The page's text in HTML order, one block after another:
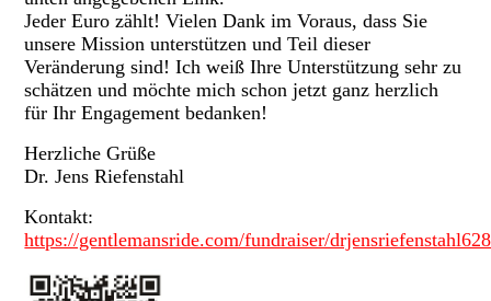
Jeder Euro zählt! Vielen Dank im Voraus, dass Sie
unsere Mission unterstützen und Teil dieser
Veränderung sind! Ich weiß Ihre Unterstützung sehr zu
schätzen und möchte mich schon jetzt ganz herzlich
für Ihr Engagement bedanken!
Herzliche Grüße
Dr. Jens Riefenstahl
Kontakt:
https://gentlemansride.com/fundraiser/